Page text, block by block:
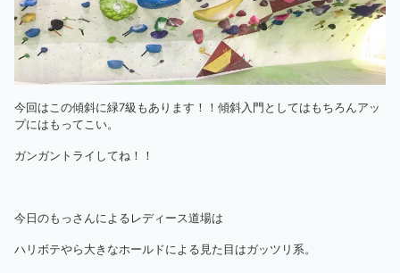
今回はこの傾斜に緑7級もあります！！傾斜入門としてはもちろんアッ
プにはもってこい。
ガンガントライしてね！！
今日のもっさんによるレディース道場は
ハリボテやら大きなホールドによる見た目はガッツリ系。